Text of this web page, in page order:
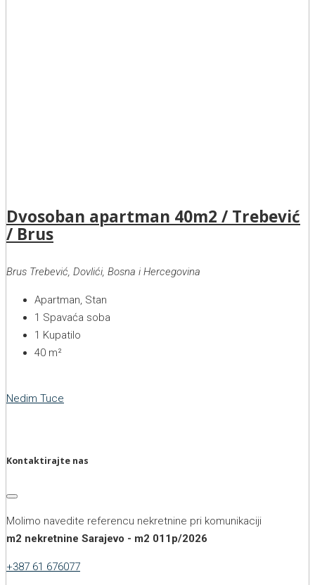
Dvosoban apartman 40m2 / Trebević
/ Brus
Brus Trebević, Dovlići, Bosna i Hercegovina
Apartman, Stan
1 Spavaća soba
1 Kupatilo
40 m²
Nedim Tuce
Kontaktirajte nas
Molimo navedite referencu nekretnine pri komunikaciji
m2 nekretnine Sarajevo - m2 011p/2026
+387 61 676077